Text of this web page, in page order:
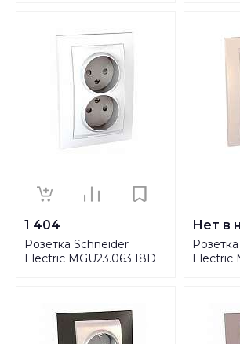
1 404
Розетка Schneider
Electric MGU23.063.18D
Нет в
Electric